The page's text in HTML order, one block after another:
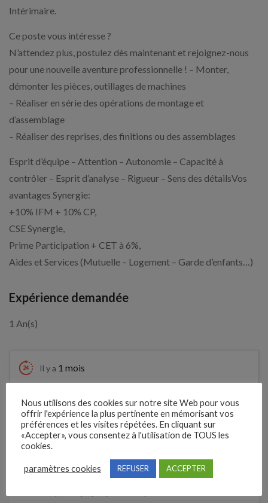
Intérimaire.
Ce poste vous intéresse ?
N’attendez plus, postulez dès maintenant et rejoignez-nous
pour une nouvelle aventure professionnelle ! – Monter,
démonter les pièces, outillages de machines
– Réaliser en série des opérations de montage et
d’assemblage
– Réaliser des reprises, des finitions ou des assemblages
Esprit d’équipe – Attention – Autonomie – Capacité à
contrôler – Esprit d’analyse – Rigueur – Sens des détailsVos
avantages Synergie:
+10% IFM + 10% CP,
CSE Synergie,
Prime Participation + CET à 6%,
Aides et Services (Mutuelle – Logement – Garde d’enfants…)
Expérience demandée
1 An(s)
Il y a 1 mois
septembre 2026
Je postule
Détails de l’offre
Nous utilisons des cookies sur notre site Web pour vous
offrir l'expérience la plus pertinente en mémorisant vos
préférences et les visites répétées. En cliquant sur
«Accepter», vous consentez à l'utilisation de TOUS les
cookies.
paramètres cookies REFUSER ACCEPTER